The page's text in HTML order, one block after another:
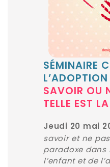
SÉMINAIRE
SAVOIR OU
TELLE EST
Jeudi 20 mai
savoir et ne
paradoxe dans
l’enfant et de